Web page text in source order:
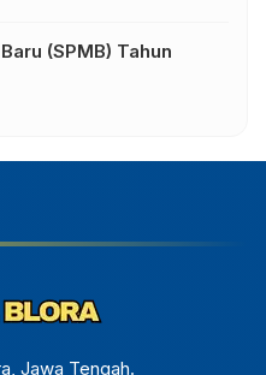
(SPMB) Tahun
Jawa Tengah.